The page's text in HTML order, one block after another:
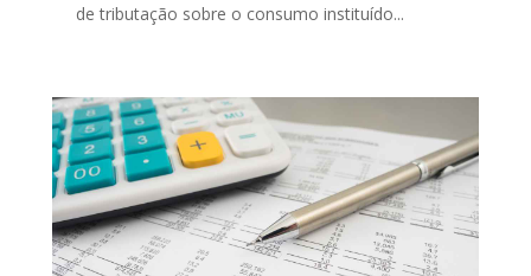
de tributação sobre o consumo instituído...